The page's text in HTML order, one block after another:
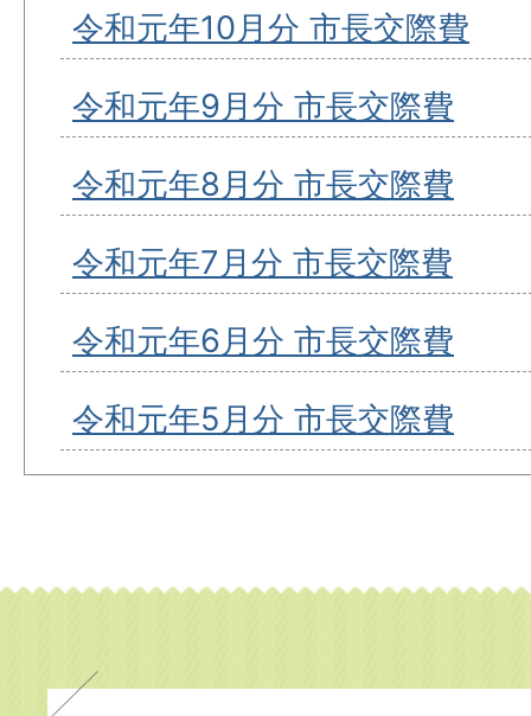
令和元年10月分 市長交際費
令和元年9月分 市長交際費
令和元年8月分 市長交際費
令和元年7月分 市長交際費
令和元年6月分 市長交際費
令和元年5月分 市長交際費